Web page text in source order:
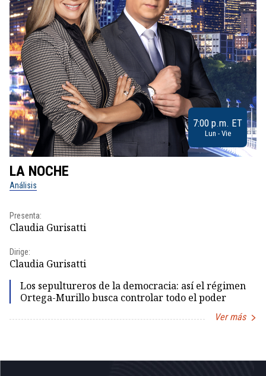
7:00 p.m. ET
Lun - Vie
LA NOCHE
Análisis
Presenta:
Claudia Gurisatti
Dirige:
Claudia Gurisatti
Los sepultureros de la democracia: así el régimen
Ortega-Murillo busca controlar todo el poder
Ver más
5